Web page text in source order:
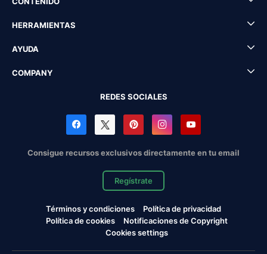
HERRAMIENTAS
AYUDA
COMPANY
REDES SOCIALES
Consigue recursos exclusivos directamente en tu email
Regístrate
Términos y condiciones
Política de privacidad
Política de cookies
Notificaciones de Copyright
Cookies settings